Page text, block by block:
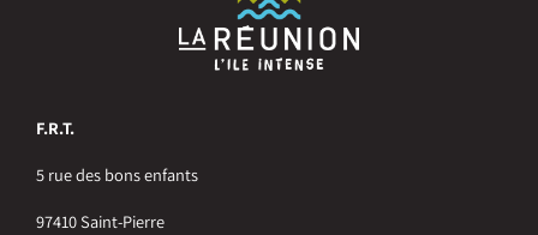
F.R.T.
5 rue des bons enfants
97410 Saint-Pierre